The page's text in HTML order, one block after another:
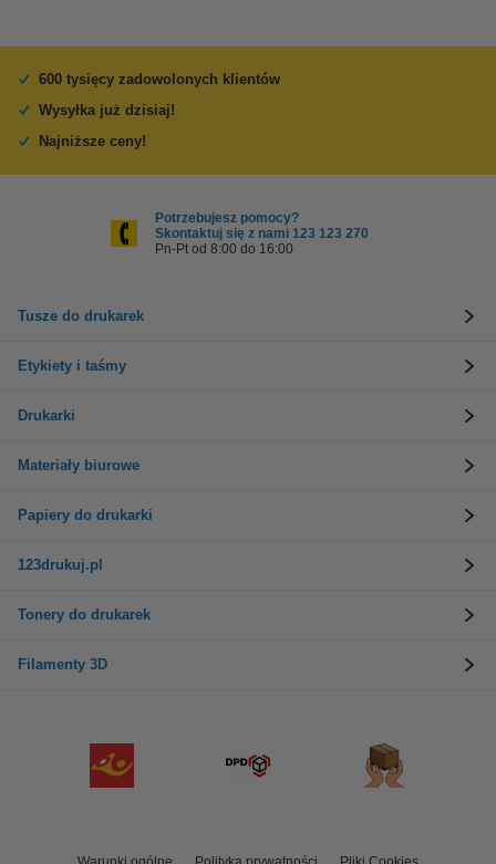
600 tysięcy zadowolonych klientów
Wysyłka już dzisiaj!
Najniższe ceny!
Potrzebujesz pomocy?
Skontaktuj się z nami 123 123 270
Pn-Pt od 8:00 do 16:00
Tusze do drukarek
Etykiety i taśmy
Drukarki
Materiały biurowe
Papiery do drukarki
123drukuj.pl
Tonery do drukarek
Filamenty 3D